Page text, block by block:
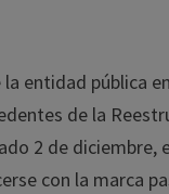
entidad pública
de la
2 de
con la marca